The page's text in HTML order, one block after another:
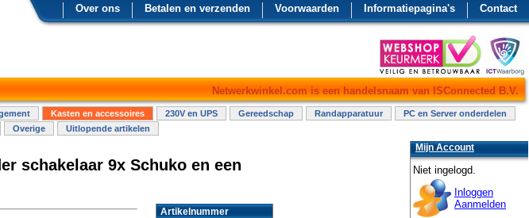
Contact
Informatiepagina's
Voorwaarden
Betalen en verzenden
Over ons
Netwerkwinkel.com is een handelsnaam van ISConnected B.V.
Kasten en accessoires 230V en UPS Gereedschap Randapparatuur
PC en Server onderdelen
Overige Uitlopende artikelen
schakelaar 9x Schuko en een
Artikelnummer
Mijn Account
Niet ingelogd.
Inloggen
Aanmelden